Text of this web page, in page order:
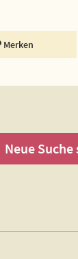
Merken
Neue